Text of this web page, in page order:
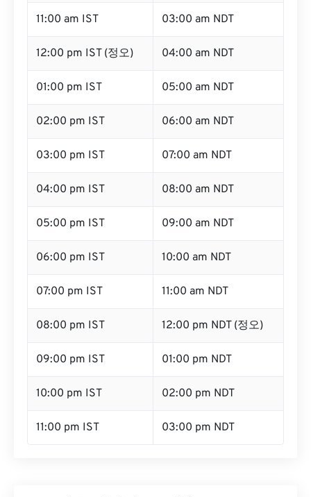
11:00 am IST 03:00 am NDT
12:00 pm IST (정오) 04:00 am NDT
01:00 pm IST 05:00 am NDT
02:00 pm IST 06:00 am NDT
03:00 pm IST 07:00 am NDT
04:00 pm IST 08:00 am NDT
05:00 pm IST 09:00 am NDT
06:00 pm IST 10:00 am NDT
07:00 pm IST 11:00 am NDT
08:00 pm IST 12:00 pm NDT (정오)
09:00 pm IST 01:00 pm NDT
10:00 pm IST 02:00 pm NDT
11:00 pm IST 03:00 pm NDT